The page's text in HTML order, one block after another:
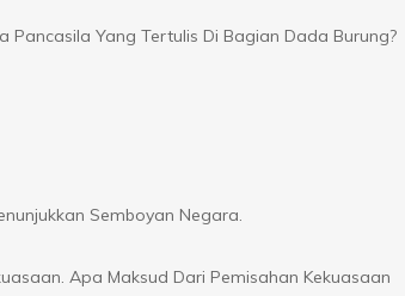
Yang Tertulis Di Bagian Dada Burung?
Semboyan Negara.
Apa Maksud Dari Pemisahan Kekuasaan